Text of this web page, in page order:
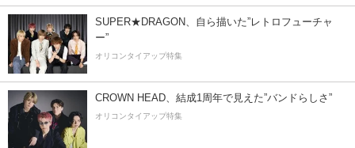
SUPER★DRAGON、自ら描いた”レトロフューチャ
ー”
オリコンタイアップ特集
CROWN HEAD、結成1周年で見えた”バンドらしさ”
オリコンタイアップ特集